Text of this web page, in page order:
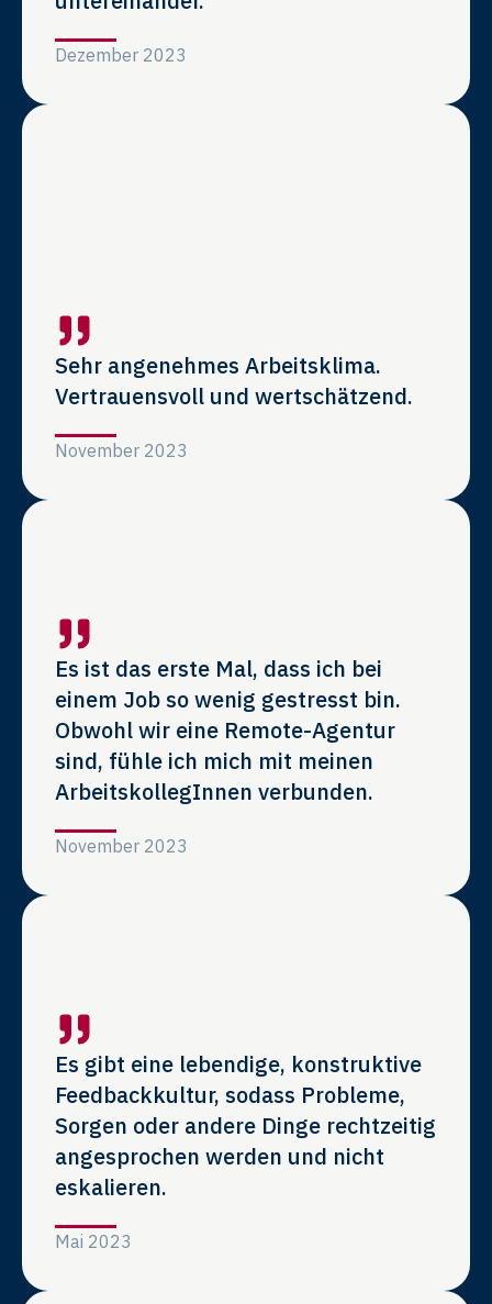
Dezember 2023
Sehr angenehmes Arbeitsklima.
Vertrauensvoll und wertschätzend.
November 2023
Es ist das erste Mal, dass ich bei
einem Job so wenig gestresst bin.
Obwohl wir eine Remote-Agentur
sind, fühle ich mich mit meinen
ArbeitskollegInnen verbunden.
November 2023
Es gibt eine lebendige, konstruktive
Feedbackkultur, sodass Probleme,
Sorgen oder andere Dinge rechtzeitig
angesprochen werden und nicht
eskalieren.
Mai 2023